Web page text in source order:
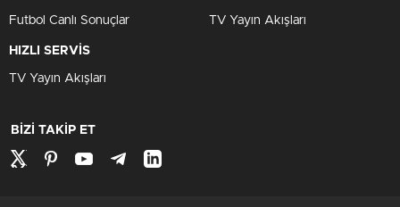
Futbol Canlı Sonuçlar TV Yayın Akışları
HIZLI SERVİS
TV Yayın Akışları
BİZİ TAKİP ET